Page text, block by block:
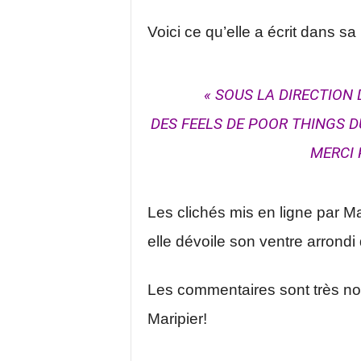
Voici ce qu’elle a écrit dans
« SOUS LA
DES FEELS DE POOR THINGS
MERCI
Les clichés mis en ligne par
elle dévoile son ventre
Les commentaires sont très
Maripier!